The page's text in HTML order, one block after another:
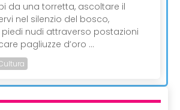
da una torretta, ascoltare il
nel silenzio del bosco,
nudi attraverso postazioni
pagliuzze d’oro ...